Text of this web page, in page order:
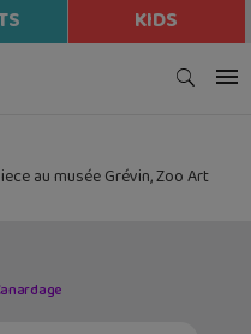
KIDS
au musée Grévin, Zoo Art